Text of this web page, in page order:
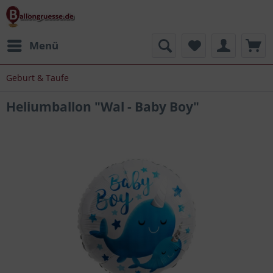
Menü
Geburt & Taufe
Heliumballon "Wal - Baby Boy"